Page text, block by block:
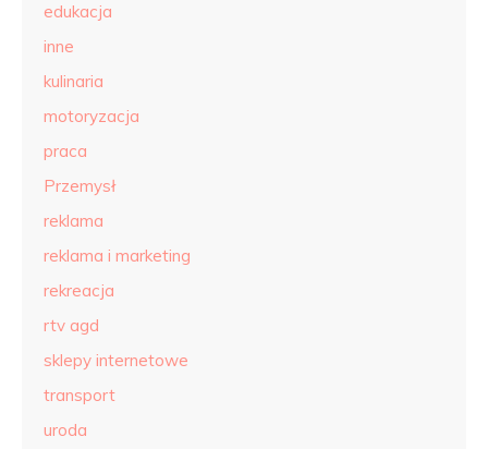
edukacja
inne
kulinaria
motoryzacja
praca
Przemysł
reklama
reklama i marketing
rekreacja
rtv agd
sklepy internetowe
transport
uroda